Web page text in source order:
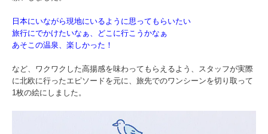
日本にいながら現地にいるように思ってもらいたい
旅行にでかけたいなぁ、どこに行こうかなぁ
あそこの温泉、楽しかった！
など、ワクワクした高揚感を味わってもらえるよう、スタッフが実際
に北欧に行ったエピソードを元に、旅先でのワンシーンを切り取って
1枚の絵にしました。